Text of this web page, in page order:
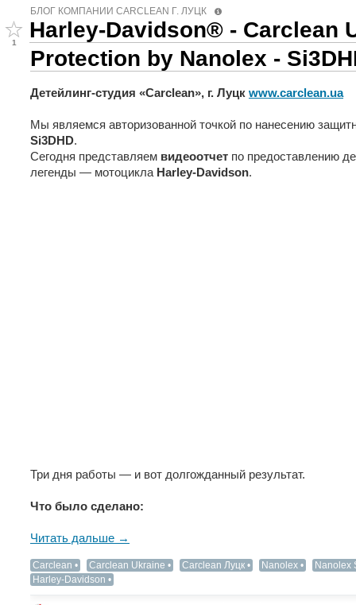
БЛОГ КОМПАНИИ СARCLEAN Г. ЛУЦК
1
Harley-Davidson® - Carclean
Protection by Nanolex -
Детейлинг-студия «Carclean», г. Луцк www.carclean.ua
Мы являемся авторизованной точкой по нанесению
Si3DHD.
Сегодня представляем видеоотчет по предоставлению
легенды — мотоцикла Harley-Davidson.
Три дня работы — и вот долгожданный результат.
Что было сделано:
Читать дальше →
Carclean Carclean Ukraine Carclean Луцк Nanolex
Nanolex
Harley-Davidson